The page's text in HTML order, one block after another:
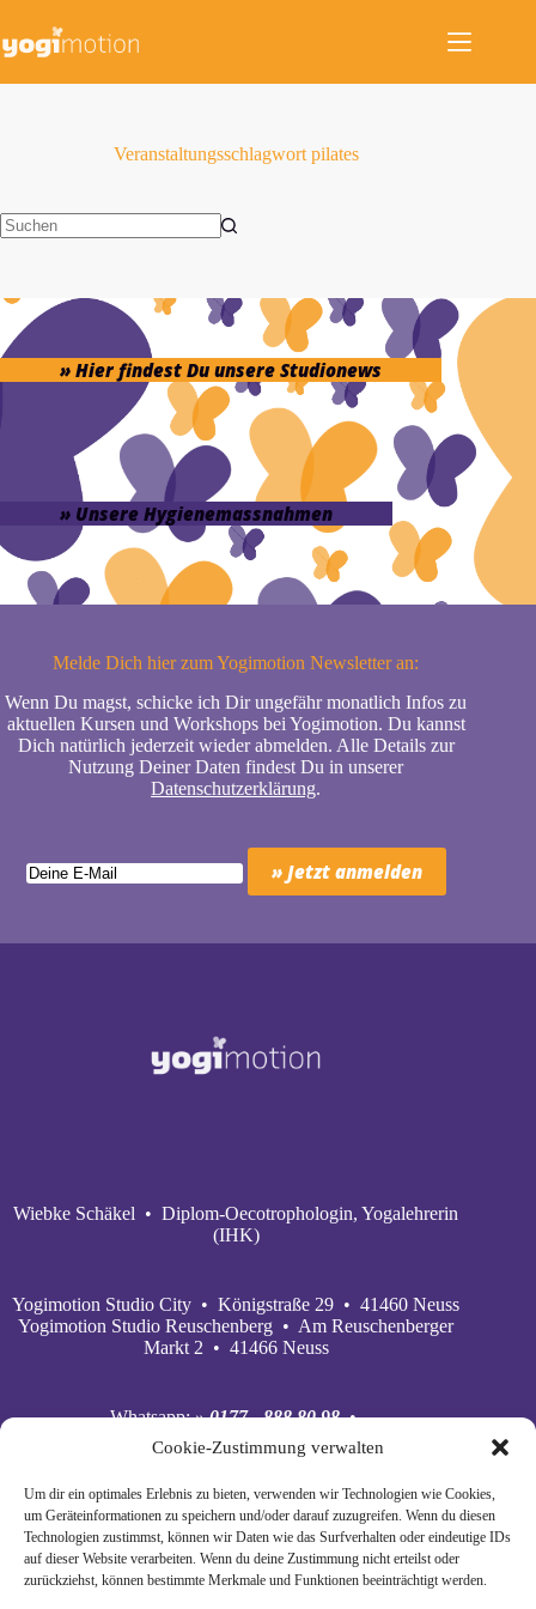
Cookie-Zustimmung verwalten
Um dir ein optimales Erlebnis zu bieten, verwenden wir Technologien wie Cookies,
um Geräteinformationen zu speichern und/oder darauf zuzugreifen. Wenn du diesen
Technologien zustimmst, können wir Daten wie das Surfverhalten oder eindeutige IDs
auf dieser Website verarbeiten. Wenn du deine Zustimmung nicht erteilst oder
zurückziehst, können bestimmte Merkmale und Funktionen beeinträchtigt werden.
springen
Veranstaltungsschlagwortpilates
» Hier findest Du unsere Studionews
» Unsere Hygienemassnahmen
Melde Dich hier zum Yogimotion Newsletter an:
Wenn Du magst, schicke ich Dir ungefähr monatlich Infos zu
aktuellen Kursen und Workshops bei Yogimotion. Du kannst
Dich natürlich jederzeit wieder abmelden. Alle Details zur
Nutzung Deiner Daten findest Du in unserer
Datenschutzerklärung.
Wiebke Schäkel • Diplom-Oecotrophologin, Yogalehrerin
(IHK)
Yogimotion Studio City • Königstraße 29 • 41460 Neuss
Yogimotion Studio Reuschenberg • Am Reuschenberger
Markt 2 • 41466 Neuss
Whatsapp:» 0177 - 888 80 98•
Mobil:
» 0177 - 888 80 98
E‑Mail:» wiebke@yogimotion.de•
Youtube:» yogimotion• XING:» Wiebke Schäkel